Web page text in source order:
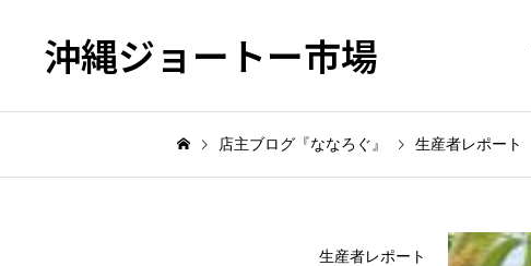
沖縄ジョートー市場
店主ブログ『ななろぐ』 生産者レポート
生産者レポート